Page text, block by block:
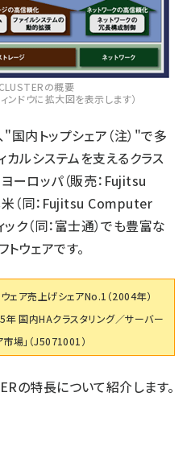
の概要
ンドウに拡大図を表示します）
内トップシェア（注）"で多
カルシステムを支えるクラス
ヨーロッパ（販売：Fujitsu
（同：Fujitsu Computer
ク（同：富士通）でも豊富な
ウェアです。
ェア売上げシェアNo.1（2004年）
国内HAクラスタリング／サーバー
場」（J5071001）
の特長について紹介します。